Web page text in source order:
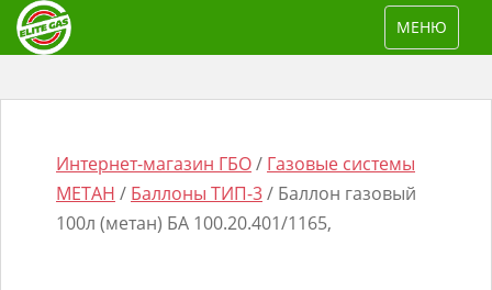
p
TOGGLE
МЕНЮ
Интернет-магазин ГБО/ Газовые системы
МЕТАН / Баллоны ТИП-3/ Баллон газовый
100л (метан) БА 100.20.401/1165,